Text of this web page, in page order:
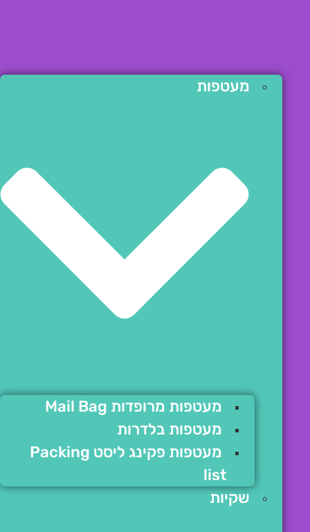
מעטפות
מעטפות מרופדות Mail Bag
מעטפות בלדרות
מעטפות פקינג ליסט Packing
list
שקיות